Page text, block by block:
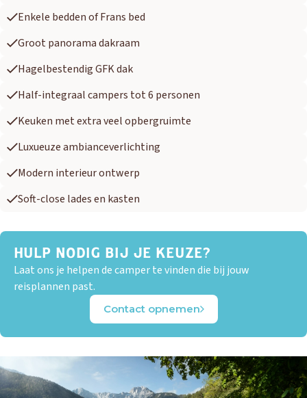
Enkele bedden of Frans bed
Groot panorama dakraam
Hagelbestendig GFK dak
Half-integraal campers tot 6 personen
Keuken met extra veel opbergruimte
Luxueuze ambianceverlichting
Modern interieur ontwerp
Soft-close lades en kasten
HULP NODIG BIJ JE KEUZE?
Laat ons je helpen de camper te vinden die bij jouw
reisplannen past.
Contact opnemen
OUD GASTEL
Adria Eriba Knaus
HERPEN
AdriaBürstnerCaravelairEasy Caravanning
Eura Mobil